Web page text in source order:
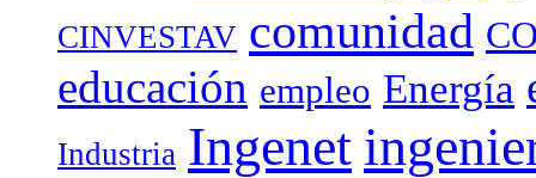
CINVESTAV comunidad
educación empleo Energía
Industria Ingenet